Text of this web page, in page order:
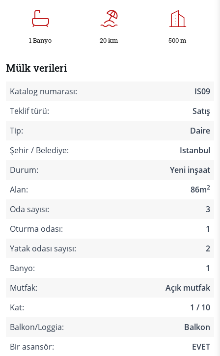
1 Banyo 20 km 500 m
Mülk verileri
Katalog numarası:
IS09
Teklif türü:
Satış
Tip:
Daire
Şehir / Belediye:
Istanbul
Durum:
Yeni inşaat
Alan:
86m2
Oda sayısı:
3
Oturma odası:
1
Yatak odası sayısı:
2
Banyo:
1
Mutfak:
Açık mutfak
Kat:
1 / 10
Balkon/Loggia:
Balkon
Bir asansör:
EVET